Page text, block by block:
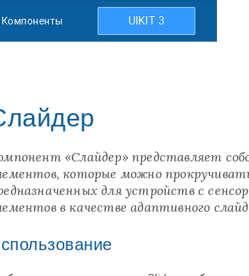
Компоненты UIKIT 3
«Слайдер» представляет
которые можно
для устройств с
в качестве адаптивного